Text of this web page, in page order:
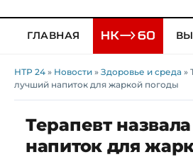
ГЛАВНАЯ
НТР 24 » Новости » Здоровье и среда »
лучший напиток для жаркой погоды
Терапевт
напиток для